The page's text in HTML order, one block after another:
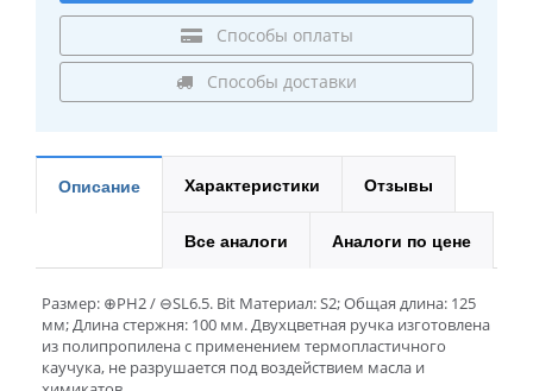
Способы оплаты
Способы доставки
Описание Характеристики Отзывы
Все аналоги Аналоги по цене
Размер: ⊕PH2 / ⊖SL6.5. Bit Материал: S2; Общая длина: 125
мм; Длина стержня: 100 мм. Двухцветная ручка изготовлена
из полипропилена с применением термопластичного
каучука, не разрушается под воздействием масла и